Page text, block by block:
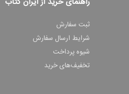
ثبت سفارش
شرایط ارسال سفارش
شیوه پرداخت
تخفیف‌های خرید